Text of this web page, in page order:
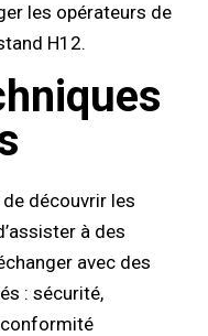
les opérateurs de
H12.
découvrir les
à des
avec des
: sécurité,